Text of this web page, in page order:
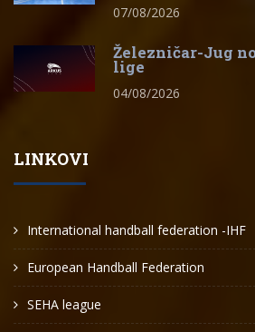
07/08/2026
Železničar-Jug
lige
04/08/2026
LINKOVI
International handball federation -IHF
European Handball Federation
SEHA league